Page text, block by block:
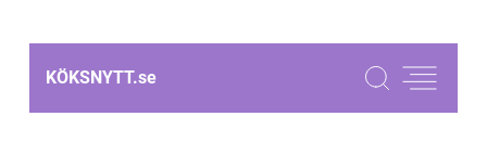
KÖKSNYTT.se